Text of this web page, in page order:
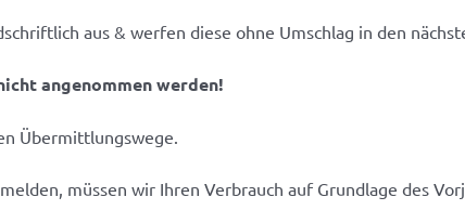
aus & werfen diese ohne Umschlag in den
angenommen werden!
Übermittlungswege.
müssen wir Ihren Verbrauch auf Grundlage des